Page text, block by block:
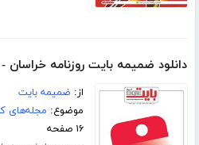
دانلود ضمیمه بایت روزنامه خراسان -
از: ضمیمه بایت
موضوع: مجله‌های
۱۶ صفحه